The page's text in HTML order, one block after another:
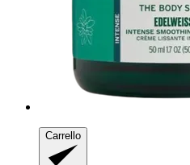
Carrello